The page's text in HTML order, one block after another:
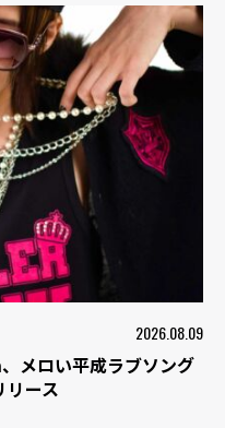
2026.08.09
メロい平成ラブソング
リース